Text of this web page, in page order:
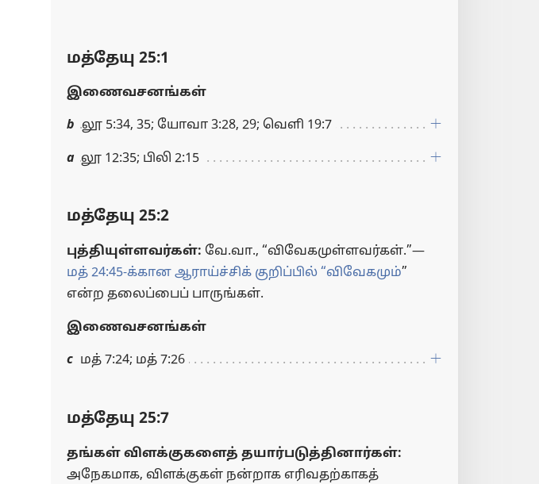
மத்தேயு 25:1
இணைவசனங்கள்
b லூ 5:34, 35; யோவா 3:28, 29; வெளி 19:7
a லூ 12:35; பிலி 2:15
மத்தேயு 25:2
புத்தியுள்ளவர்கள்: வே.வா., “விவேகமுள்ளவர்கள்.”​—
மத் 24:45-க்கான ஆராய்ச்சிக் குறிப்பில் “விவேகமும்”
என்ற தலைப்பைப் பாருங்கள்.
இணைவசனங்கள்
c மத் 7:24; மத் 7:26
மத்தேயு 25:7
தங்கள் விளக்குகளைத் தயார்படுத்தினார்கள்:
அநேகமாக, விளக்குகள் நன்றாக எரிவதற்காகத்